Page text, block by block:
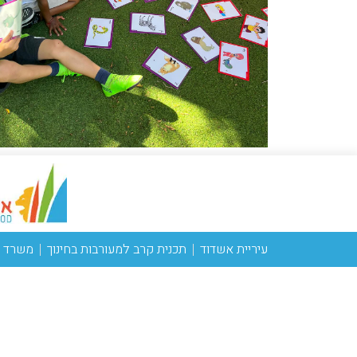
עיריית אשדוד תכנית קרב למעורבות בחינוך משרד